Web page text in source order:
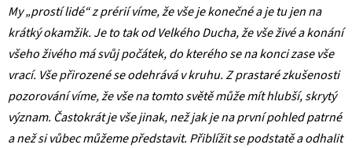
My „prostí lidé“ z prérií víme, že vše je konečné a je tu jen na
krátký okamžik. Je to tak od Velkého Ducha, že vše živé a konání
všeho živého má svůj počátek, do kterého se na konci zase vše
vrací. Vše přirozené se odehrává v kruhu. Z prastaré zkušenosti
pozorování víme, že vše na tomto světě může mít hlubší, skrytý
význam. Častokrát je vše jinak, než jak je na první pohled patrné
a než si vůbec můžeme představit. Přiblížit se podstatě a odhalit